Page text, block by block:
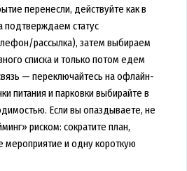
перенесли, действуйте как в
подтверждаем статус
рассылка), затем выбираем
списка и только потом едем
— переключайтесь на офлайн-
питания и парковки выбирайте в
Если вы опаздываете, не
риском: сократите план,
мероприятие и одну короткую